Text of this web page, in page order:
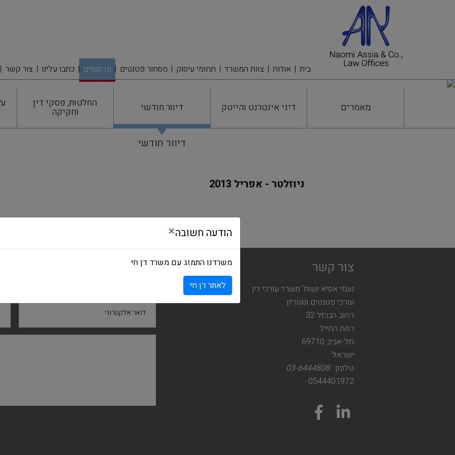
בית אודות צוות המשרד תחומי עיסוק מסחור פטנטים פרסומים כתבו עלינו צור קשר
מאמרים דיני אינטרנט והייטק דיוור חודשי
דיוור חודשי
החלטות, פסקי דין
וחקיקה
ניוזלטר - אפריל 2013
צור קשר
נעמי אסיא ושות' משרד עורכי דין
עורכי פטנטים ונוטריון
רחוב הברזל 32
רמת החייל
תל-אביב 69710
ישראל
טלפון :03-6444808
0544401972
דואר אלקטרוני
הודעה חשובה×
משרדנו התמזג עם משרד דן חי
לאתר דן חי